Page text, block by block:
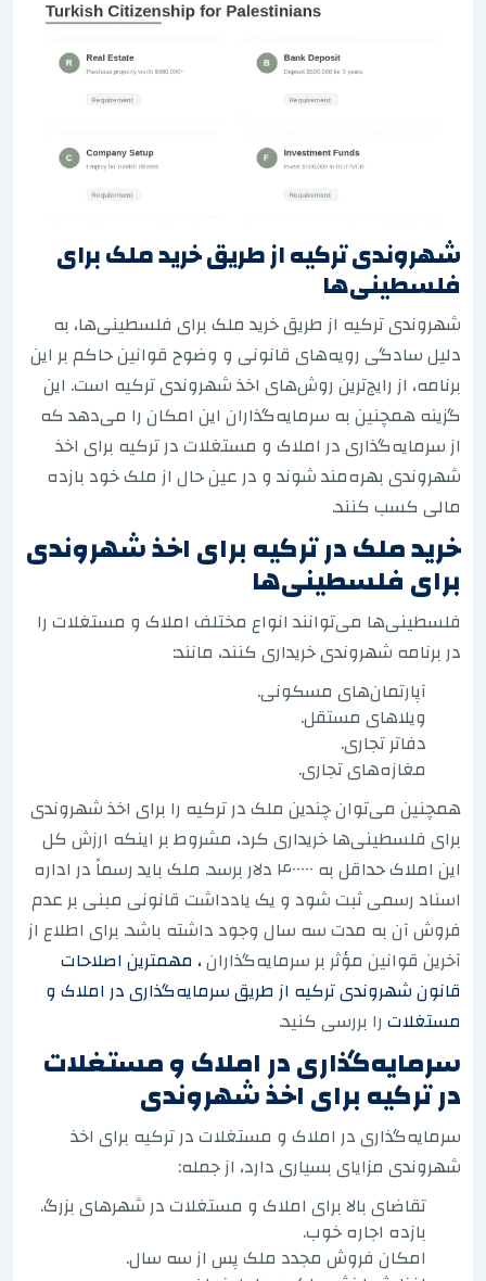
شهروندی ترکیه از طریق خرید ملک برای
فلسطینی‌ها
شهروندی ترکیه از طریق خرید ملک برای فلسطینی‌ها، به
دلیل سادگی رویه‌های قانونی و وضوح قوانین حاکم بر این
برنامه، از رایج‌ترین روش‌های اخذ شهروندی ترکیه است. این
گزینه همچنین به سرمایه‌گذاران این امکان را می‌دهد که
از سرمایه‌گذاری در املاک و مستغلات در ترکیه برای اخذ
شهروندی بهره‌مند شوند و در عین حال از ملک خود بازده
مالی کسب کنند.
خرید ملک در ترکیه برای اخذ شهروندی
برای فلسطینی‌ها
فلسطینی‌ها می‌توانند انواع مختلف املاک و مستغلات را
در برنامه شهروندی خریداری کنند، مانند:
آپارتمان‌های مسکونی.
ویلاهای مستقل.
دفاتر تجاری.
مغازه‌های تجاری.
همچنین می‌توان چندین ملک در ترکیه را برای اخذ شهروندی
برای فلسطینی‌ها خریداری کرد، مشروط بر اینکه ارزش کل
این املاک حداقل به ۴۰۰۰۰۰ دلار برسد. ملک باید رسماً در اداره
اسناد رسمی ثبت شود و یک یادداشت قانونی مبنی بر عدم
فروش آن به مدت سه سال وجود داشته باشد. برای اطلاع از
آخرین قوانین مؤثر بر سرمایه‌گذاران، مهمترین اصلاحات
قانون شهروندی ترکیه از طریق سرمایه‌گذاری در املاک و
مستغلات را بررسی کنید.
سرمایه‌گذاری در املاک و مستغلات
در ترکیه برای اخذ شهروندی
سرمایه‌گذاری در املاک و مستغلات در ترکیه برای اخذ
شهروندی مزایای بسیاری دارد، از جمله:
تقاضای بالا برای املاک و مستغلات در شهرهای بزرگ.
بازده اجاره خوب.
امکان فروش مجدد ملک پس از سه سال.